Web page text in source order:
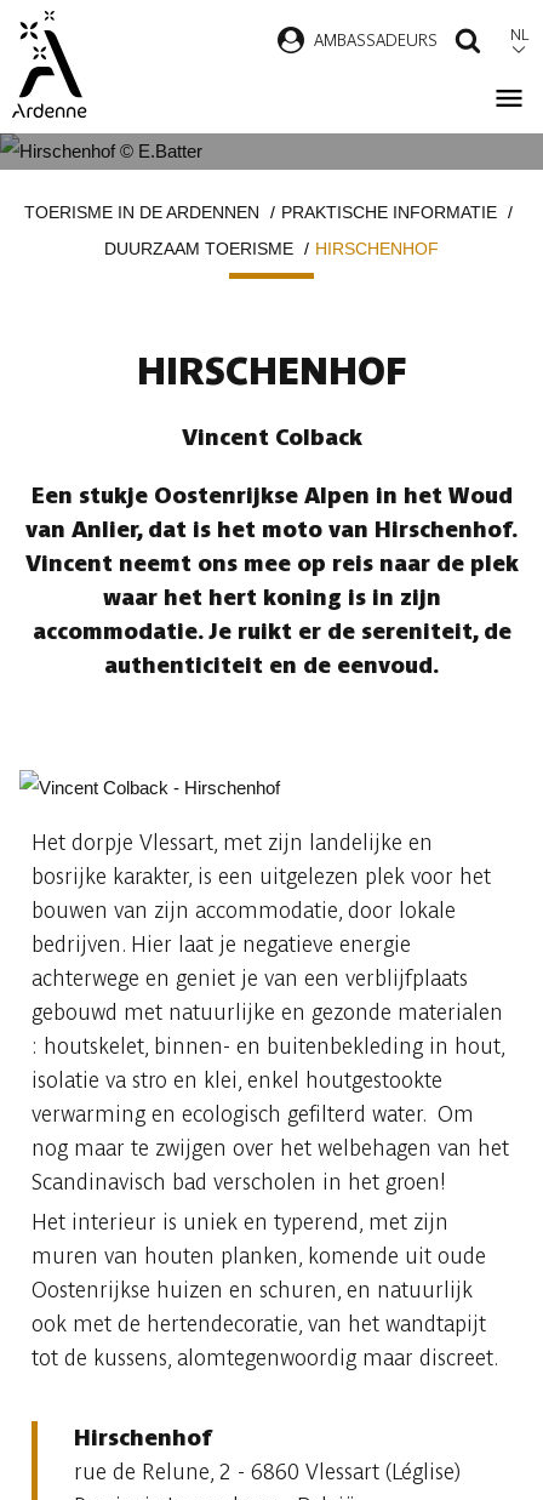
Overslaan
naar
inhoud
AMBASSADEURS NL
TOERISME IN DE ARDENNEN
PRAKTISCHE INFORMATIE
DUURZAAM TOERISME
HIRSCHENHOF
HIRSCHENHOF
Vincent Colback
Een stukje Oostenrijkse Alpen in het Woud
van Anlier, dat is het moto van Hirschenhof.
Vincent neemt ons mee op reis naar de plek
waar het hert koning is in zijn
accommodatie. Je ruikt er de sereniteit, de
authenticiteit en de eenvoud.
Het dorpje Vlessart, met zijn landelijke en
bosrijke karakter, is een uitgelezen plek voor het
bouwen van zijn accommodatie, door lokale
bedrijven. Hier laat je negatieve energie
achterwege en geniet je van een verblijfplaats
gebouwd met natuurlijke en gezonde materialen
: houtskelet, binnen- en buitenbekleding in hout,
isolatie va stro en klei, enkel houtgestookte
verwarming en ecologisch gefilterd water. Om
nog maar te zwijgen over het welbehagen van het
Scandinavisch bad verscholen in het groen!
Het interieur is uniek en typerend, met zijn
muren van houten planken, komende uit oude
Oostenrijkse huizen en schuren, en natuurlijk
ook met de hertendecoratie, van het wandtapijt
tot de kussens, alomtegenwoordig maar discreet.
Hirschenhof
rue de Relune, 2 - 6860 Vlessart (Léglise)